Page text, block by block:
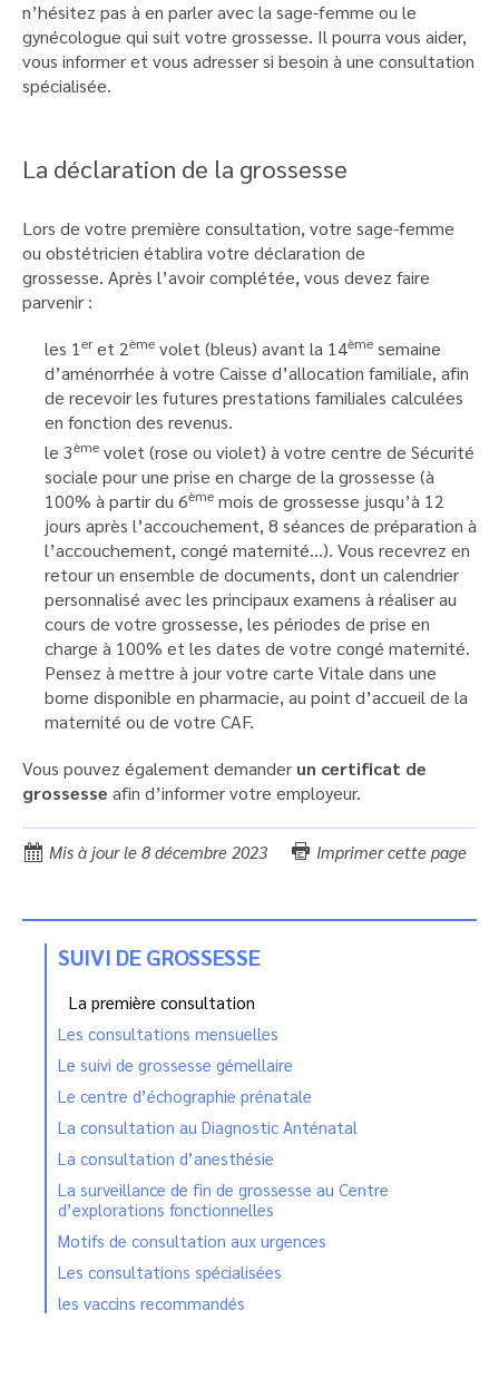
n’hésitez pas à en parler avec la sage-femme ou le
gynécologue qui suit votre grossesse. Il pourra vous aider,
vous informer et vous adresser si besoin à une consultation
spécialisée.
La déclaration de la grossesse
Lors de votre première consultation, votre sage-femme
ou obstétricien établira votre déclaration de
grossesse. Après l’avoir complétée, vous devez faire
parvenir :
les 1 er et 2ème volet (bleus) avant la 14ème semaine
d’aménorrhée à votre Caisse d’allocation familiale, afin
de recevoir les futures prestations familiales calculées
en fonction des revenus.
le 3ème volet (rose ou violet) à votre centre de Sécurité
sociale pour une prise en charge de la grossesse (à
100% à partir du 6ème mois de grossesse jusqu’à 12
jours après l’accouchement, 8 séances de préparation à
l’accouchement, congé maternité…). Vous recevrez en
retour un ensemble de documents, dont un calendrier
personnalisé avec les principaux examens à réaliser au
cours de votre grossesse, les périodes de prise en
charge à 100% et les dates de votre congé maternité.
Pensez à mettre à jour votre carte Vitale dans une
borne disponible en pharmacie, au point d’accueil de la
maternité ou de votre CAF.
Vous pouvez également demander un certificat de
grossesse afin d’informer votre employeur.
Mis à jour le 8 décembre 2023 Imprimer cette page
SUIVI DE GROSSESSE
La première consultation
Les consultations mensuelles
Le suivi de grossesse gémellaire
Le centre d’échographie prénatale
La consultation au Diagnostic Anténatal
La consultation d’anesthésie
La surveillance de fin de grossesse au Centre
d’explorations fonctionnelles
Motifs de consultation aux urgences
Les consultations spécialisées
les vaccins recommandés